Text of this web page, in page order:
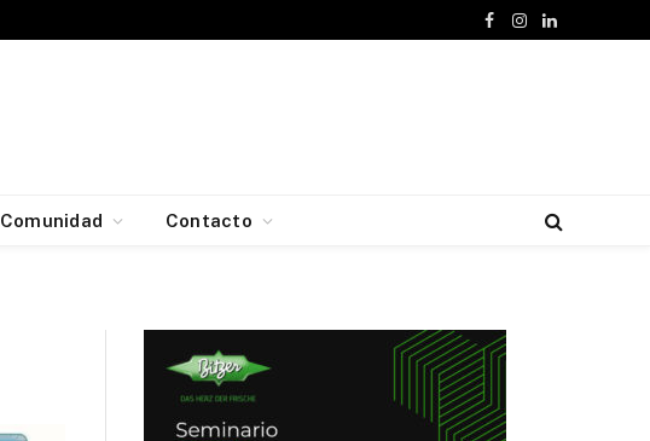
Facebook
Instagram
LinkedIn
Comunidad Contacto